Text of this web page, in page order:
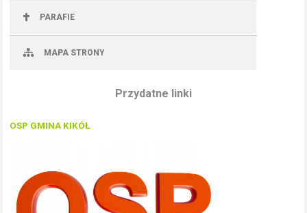
PARAFIE
MAPA STRONY
Przydatne linki
OSP GMINA KIKÓŁ